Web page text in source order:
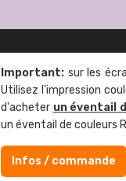
Important: sur les
Utilisez l'impression
d'acheter un éventail
un éventail de couleurs
Infos / commande